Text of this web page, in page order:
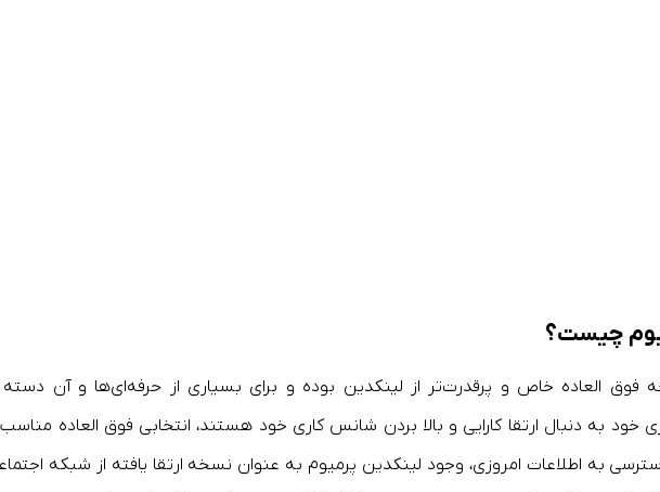
چیست؟
فوق العاده خاص و پرقدرت‌تر از لینکدین بوده و برای بسیاری از حرفه‌ای‌ها و آن دسته
خود به دنبال ارتقا کارایی و بالا بردن شانس کاری خود هستند، انتخابی فوق العاده
به اطلاعات امروزی، وجود لینکدین پرمیوم به عنوان نسخه ارتقا یافته از شبکه